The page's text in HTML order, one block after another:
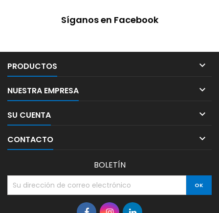
Síganos en Facebook
PRODUCTOS 
NUESTRA EMPRESA 
SU CUENTA 
CONTACTO 
BOLETÍN